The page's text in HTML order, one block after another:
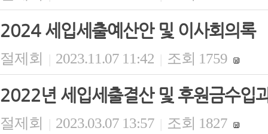
2024 세입세출예산안 및 이사회의록
절제회 | 2023.11.07 11:42 | 조회 1759
2022년 세입세출결산 및 후원금수입
절제회 | 2023.03.07 13:57 | 조회 1827